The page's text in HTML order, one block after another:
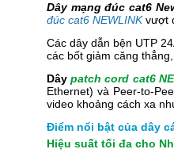
Dây mạng đúc cat6
đúc cat6 NEWLINKvượt
Các dây dẫn bện UTP
các bốt giảm căng
Dâypatch cord cat6
Ethernet) và Peer-to-
video khoảng cách xa
Điểm nổi bật của dây
Hiệu suất tối đa cho